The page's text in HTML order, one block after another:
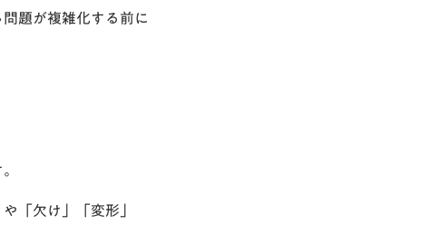
題が複雑化する前に
「欠け」「変形」